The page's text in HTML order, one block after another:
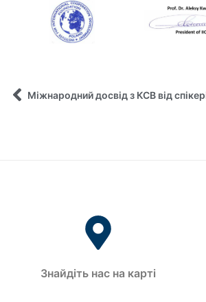
Міжнародний досвід з КСВ від
Знайдіть нас на карті